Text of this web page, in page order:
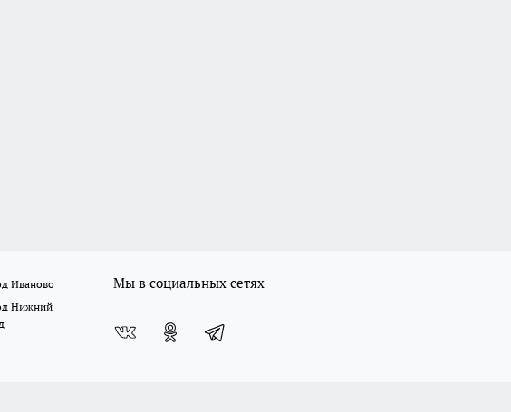
Иваново
Нижний
Мы в социальных сетях